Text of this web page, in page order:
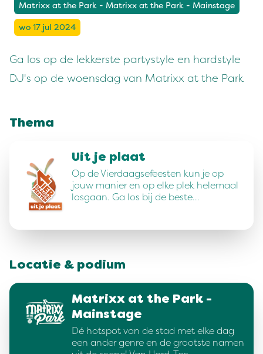
Matrixx at the Park - Matrixx at the Park - Mainstage
wo 17 jul 2024
Ga los op de lekkerste partystyle en hardstyle
DJ's op de woensdag van Matrixx at the Park
Thema
Uit je plaat
Op de Vierdaagsefeesten kun je op
jouw manier en op elke plek helemaal
losgaan. Ga los bij de beste…
Locatie & podium
Matrixx at the Park -
Mainstage
Dé hotspot van de stad met elke dag
een ander genre en de grootste namen